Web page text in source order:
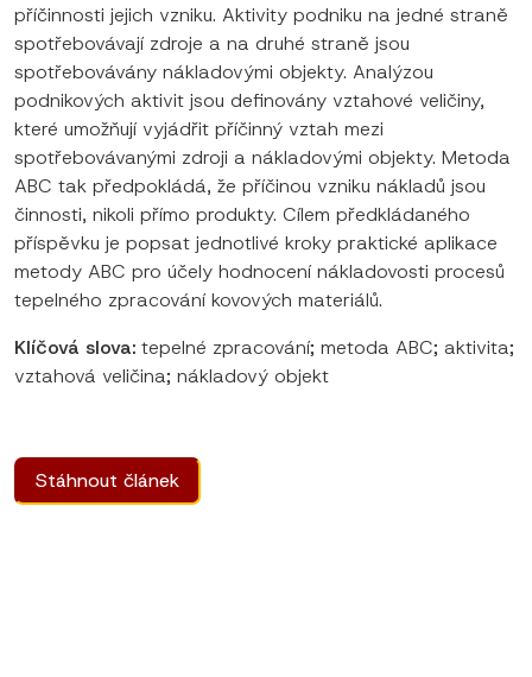
příčinnosti jejich vzniku. Aktivity podniku na jedné straně
spotřebovávají zdroje a na druhé straně jsou
spotřebovávány nákladovými objekty. Analýzou
podnikových aktivit jsou definovány vztahové veličiny,
které umožňují vyjádřit příčinný vztah mezi
spotřebovávanými zdroji a nákladovými objekty. Metoda
ABC tak předpokládá, že příčinou vzniku nákladů jsou
činnosti, nikoli přímo produkty. Cílem předkládaného
příspěvku je popsat jednotlivé kroky praktické aplikace
metody ABC pro účely hodnocení nákladovosti procesů
tepelného zpracování kovových materiálů.
Klíčová slova: tepelné zpracování; metoda ABC; aktivita;
vztahová veličina; nákladový objekt
Stáhnout článek